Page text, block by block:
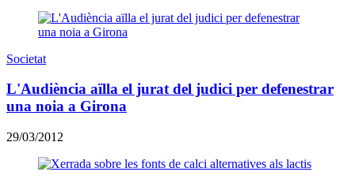
Societat
L'Audiència aïlla el jurat del judici per defenestrar
una noia a Girona
29/03/2012